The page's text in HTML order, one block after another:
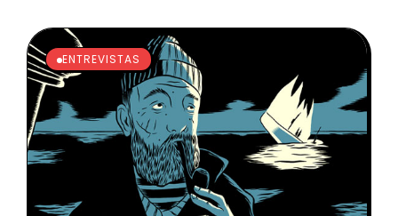
ENTREVISTAS